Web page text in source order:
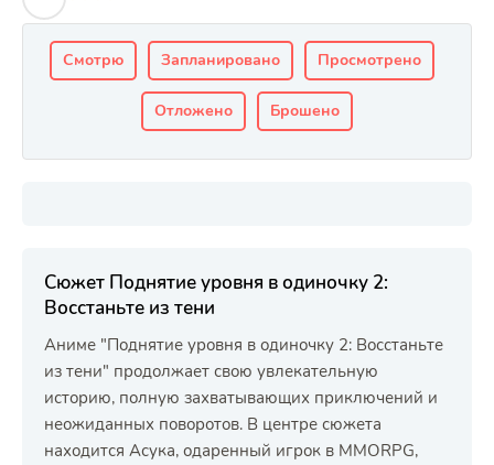
Смотрю Запланировано Просмотрено
Отложено Брошено
Сюжет Поднятие уровня в одиночку 2:
Восстаньте из тени
Аниме "Поднятие уровня в одиночку 2: Восстаньте
из тени" продолжает свою увлекательную
историю, полную захватывающих приключений и
неожиданных поворотов. В центре сюжета
находится Асука, одаренный игрок в MMORPG,